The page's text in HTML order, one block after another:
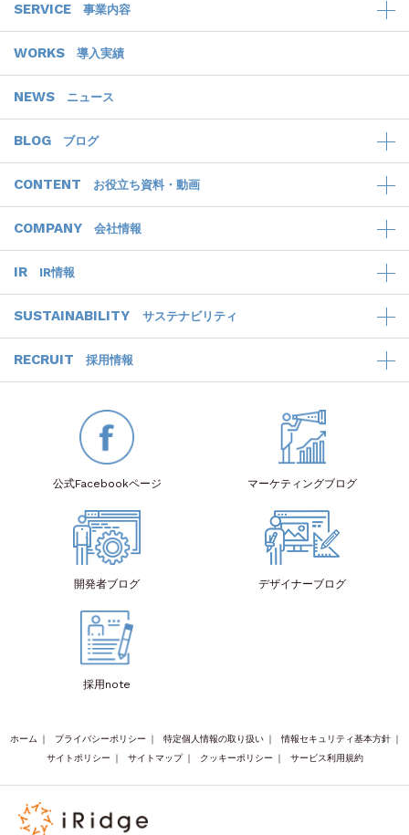
SERVICE 事業内容
WORKS 導入実績
NEWS ニュース
BLOG ブログ
CONTENT お役立ち資料・動画
COMPANY 会社情報
IR IR情報
SUSTAINABILITY サステナビリティ
RECRUIT 採用情報
公式Facebookページ マーケティングブログ
開発者ブログ デザイナーブログ
採用note
ホーム ｜ プライバシーポリシー ｜ 特定個人情報の取り扱い ｜ 情報セキュリティ基本方針 ｜
サイトポリシー
｜ サイトマップ ｜ クッキーポリシー ｜ サービス利用規約